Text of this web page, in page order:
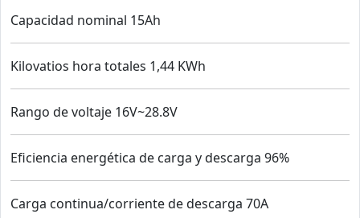
Capacidad nominal 15Ah
Kilovatios hora totales 1,44 KWh
Rango de voltaje 16V~28.8V
Eficiencia energética de carga y descarga 96%
Carga continua/corriente de descarga 70A